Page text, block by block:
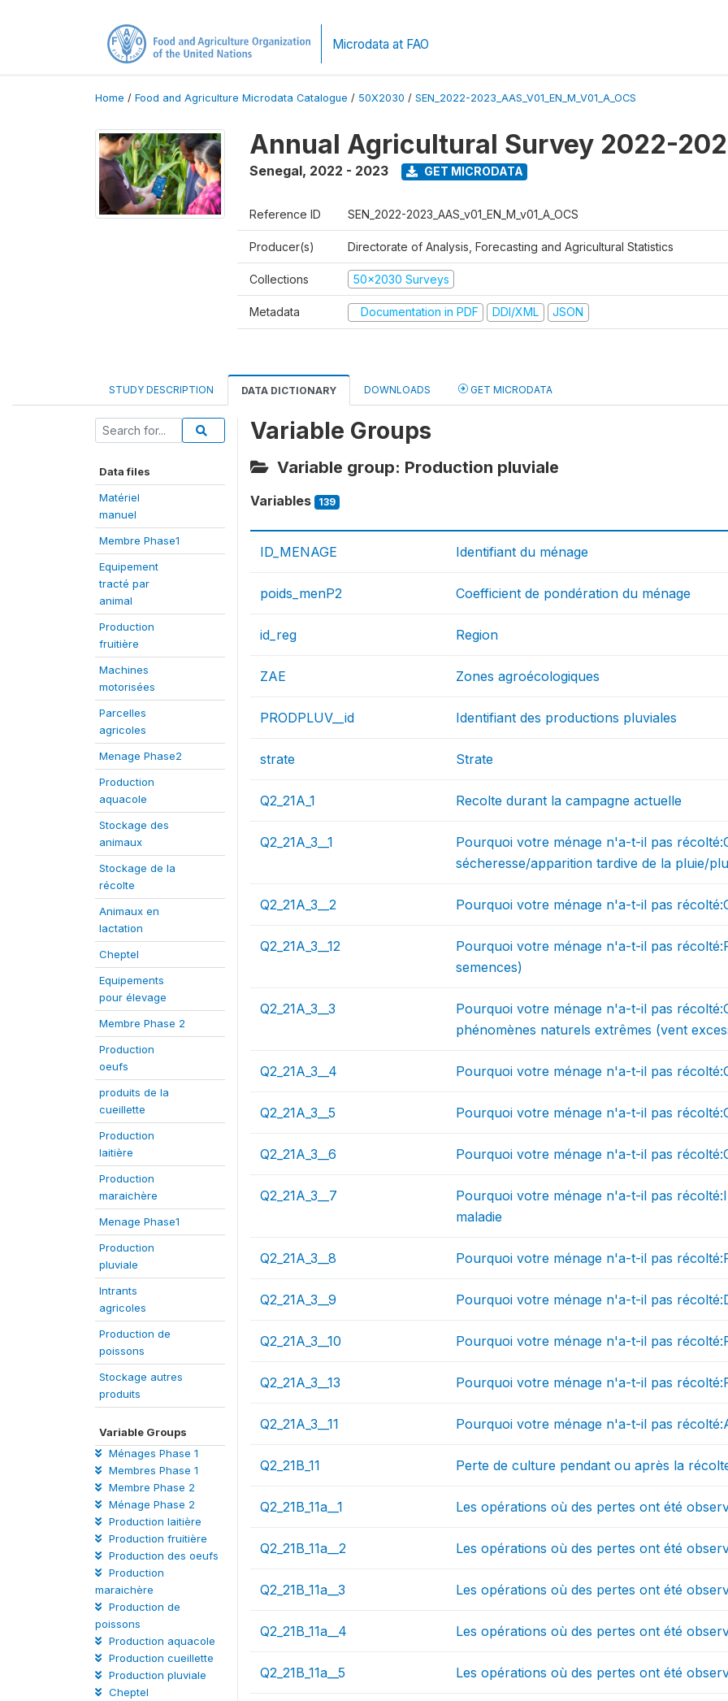
Microdata at FAO
Home / Food and Agriculture Microdata Catalogue / 50X2030 / SEN_2022-2023_AAS_V01_EN_M_V01_A_OCS
Annual Agricultural Survey 2022-
Senegal, 2022 - 2023 GET MICRODATA
Reference ID SEN_2022-2023_AAS_v01_EN_M_v01_A_OCS
Producer(s) Directorate of Analysis, Forecasting and Agricultural Statistics
Collections 50x2030 Surveys
Metadata Documentation in PDF DDI/XML JSON
STUDY DESCRIPTION DATA DICTIONARY DOWNLOADS GET MICRODATA
Data files
Matériel
manuel
Membre Phase1
Equipement
tracté par
animal
Production
fruitière
Machines
motorisées
Parcelles
agricoles
Menage Phase2
Production
aquacole
Stockage des
animaux
Stockage de la
récolte
Animaux en
lactation
Cheptel
Equipements
pour élevage
Membre Phase 2
Production
oeufs
produits de la
cueillette
Production
laitière
Production
maraichère
Menage Phase1
Production
pluviale
Intrants
agricoles
Production de
poissons
Stockage autres
produits
Variable Groups
Ménages Phase 1
Membres Phase 1
Membre Phase 2
Ménage Phase 2
Production laitière
Production fruitière
Production des oeufs
Production
maraichère
Production de
poissons
Production aquacole
Production cueillette
Production pluviale
Cheptel
Variable Groups
Variable group: Production pluviale
Variables 139
ID_MENAGE Identifiant du ménage
poids_menP2 Coefficient de pondération du ménage
id_reg Region
ZAE Zones agroécologiques
PRODPLUV__id Identifiant des productions pluviales
strate Strate
Q2_21A_1 Recolte durant la campagne actuelle
Q2_21A_3__1
Pourquoi votre ménage n'a-t-il pas
sécheresse/apparition tardive de la pluie/
Q2_21A_3__2 Pourquoi votre ménage n'a-t-il pas
Q2_21A_3__12
Pourquoi votre ménage n'a-t-il pas
semences)
Q2_21A_3__3
Pourquoi votre ménage n'a-t-il pas
phénomènes naturels extrêmes (vent
Q2_21A_3__4 Pourquoi votre ménage n'a-t-il pas
Q2_21A_3__5 Pourquoi votre ménage n'a-t-il pas
Q2_21A_3__6 Pourquoi votre ménage n'a-t-il pas
Q2_21A_3__7
Pourquoi votre ménage n'a-t-il pas
maladie
Q2_21A_3__8 Pourquoi votre ménage n'a-t-il pas
Q2_21A_3__9 Pourquoi votre ménage n'a-t-il pas
Q2_21A_3__10 Pourquoi votre ménage n'a-t-il pas
Q2_21A_3__13 Pourquoi votre ménage n'a-t-il pas
Q2_21A_3__11 Pourquoi votre ménage n'a-t-il pas
Q2_21B_11 Perte de culture pendant ou après la
Q2_21B_11a__1 Les opérations où des pertes ont été
Q2_21B_11a__2 Les opérations où des pertes ont été
Q2_21B_11a__3 Les opérations où des pertes ont été
Q2_21B_11a__4 Les opérations où des pertes ont été
Q2_21B_11a__5 Les opérations où des pertes ont été